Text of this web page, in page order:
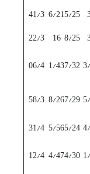
5/25
6/21
41/3
8/25
16
22/3
7/32
1/43
06/4
7/29
8/26
58/3
5/24
5/56
31/4
4/30
4/47
12/4